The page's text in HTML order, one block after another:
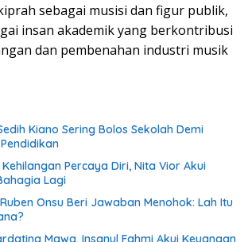
sebagai musisi dan figur publik,
insan akademik yang berkontribusi
dan pembenahan industri musik
Kiano Sering Bolos Sekolah Demi
Percaya Diri, Nita Vior Akui
Lagi
Onsu Beri Jawaban Menohok: Lah Itu
Mawa, Insanul Fahmi Akui Keuangan